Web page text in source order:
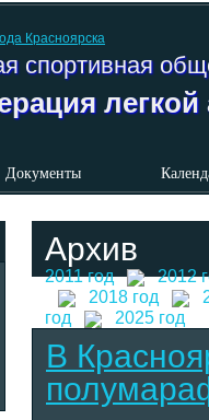
спортивная
легкой
Документы
Архив
2011 год
2012
2018 год
год
2025 год
В